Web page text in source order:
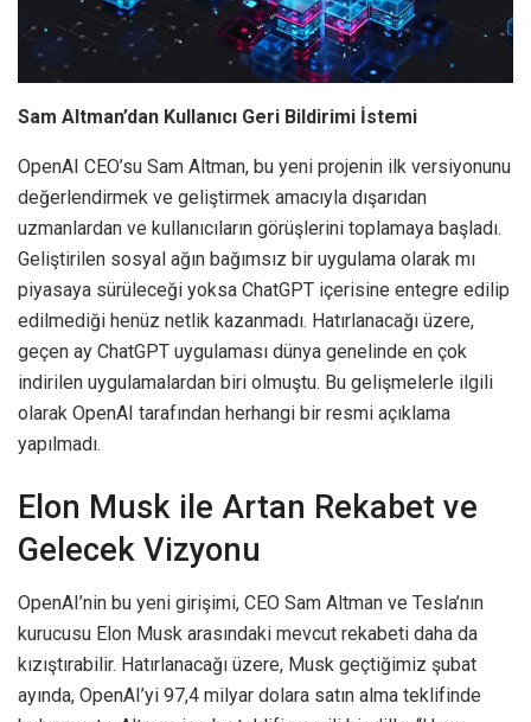
Sam Altman’dan Kullanıcı Geri Bildirimi İstemi
OpenAI CEO’su Sam Altman, bu yeni projenin ilk versiyonunu
değerlendirmek ve geliştirmek amacıyla dışarıdan
uzmanlardan ve kullanıcıların görüşlerini toplamaya başladı.
Geliştirilen sosyal ağın bağımsız bir uygulama olarak mı
piyasaya sürüleceği yoksa ChatGPT içerisine entegre edilip
edilmediği henüz netlik kazanmadı. Hatırlanacağı üzere,
geçen ay ChatGPT uygulaması dünya genelinde en çok
indirilen uygulamalardan biri olmuştu. Bu gelişmelerle ilgili
olarak OpenAI tarafından herhangi bir resmi açıklama
yapılmadı.
Elon Musk ile Artan Rekabet ve
Gelecek Vizyonu
OpenAI’nin bu yeni girişimi, CEO Sam Altman ve Tesla’nın
kurucusu Elon Musk arasındaki mevcut rekabeti daha da
kızıştırabilir. Hatırlanacağı üzere, Musk geçtiğimiz şubat
ayında, OpenAI’yi 97,4 milyar dolara satın alma teklifinde